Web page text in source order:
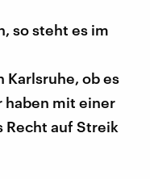
so steht es im
Karlsruhe, ob es
haben mit einer
Recht auf Streik